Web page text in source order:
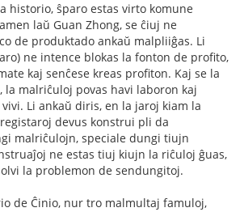
historio, ŝparo estas virto komune
laŭ Guan Zhong, se ĉiuj ne
de produktado ankaŭ malpliiĝas. Li
ne intence blokas la fonton de profito,
kaj senĉese kreas profiton. Kaj se la
la malriĉuloj povas havi laboron kaj
Li ankaŭ diris, en la jaroj kiam la
devus konstrui pli da
malriĉulojn, speciale dungi tiujn
ne estas tiuj kiujn la riĉuloj ĝuas,
la problemon de sendungitoj.
de Ĉinio, nur tro malmultaj famuloj,